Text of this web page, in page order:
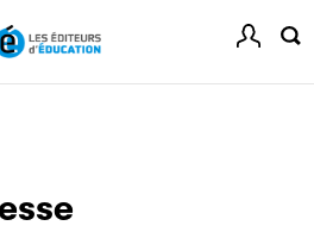
Livre de Paris, pour vous tenir